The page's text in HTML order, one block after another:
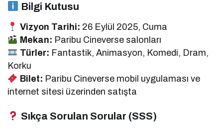
Bilgi Kutusu
Vizyon Tarihi: 26 Eylül 2025, Cuma
Mekan: Paribu Cineverse salonları
Türler: Fantastik, Animasyon, Komedi, Dram,
Korku
Bilet: Paribu Cineverse mobil uygulaması ve
internet sitesi üzerinden satışta
Sıkça Sorulan Sorular (SSS)